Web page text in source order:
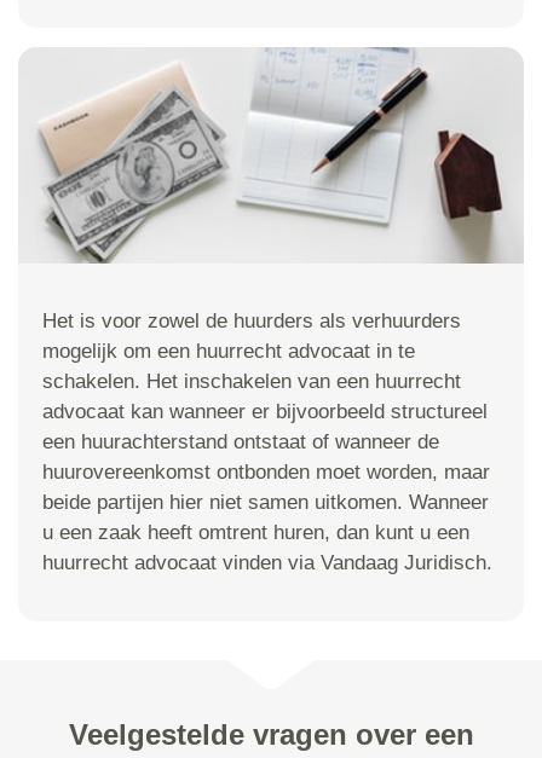
Het is voor zowel de huurders als verhuurders
mogelijk om een huurrecht advocaat in te
schakelen. Het inschakelen van een huurrecht
advocaat kan wanneer er bijvoorbeeld structureel
een huurachterstand ontstaat of wanneer de
huurovereenkomst ontbonden moet worden, maar
beide partijen hier niet samen uitkomen. Wanneer
u een zaak heeft omtrent huren, dan kunt u een
huurrecht advocaat vinden via Vandaag Juridisch.
Veelgestelde vragen over een